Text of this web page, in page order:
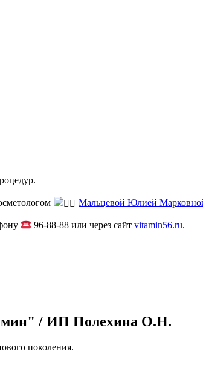
Мальцевой Юлией
96-88-88 или через сайтvitamin56.ru.
/ ИП Полехина О.Н.
поколения.